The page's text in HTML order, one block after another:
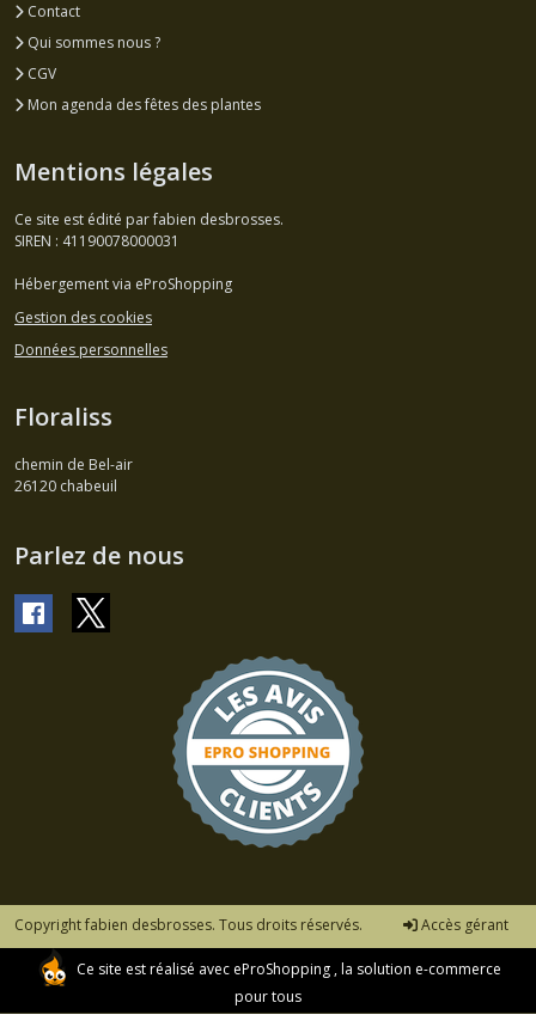
Contact
Qui sommes nous ?
CGV
Mon agenda des fêtes des plantes
Mentions légales
Ce site est édité par fabien desbrosses.
SIREN : 41190078000031
Hébergement via eProShopping
Gestion des cookies
Données personnelles
Floraliss
chemin de Bel-air
26120 chabeuil
Parlez de nous
Copyright fabien desbrosses. Tous droits réservés. Accès gérant
Ce site est réalisé avec eProShopping , la solution e-commerce
pour tous